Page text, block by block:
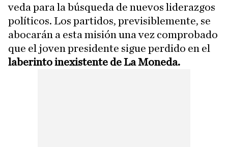
veda para la búsqueda de nuevos liderazgos
políticos. Los partidos, previsiblemente, se
abocarán a esta misión una vez comprobado
que el joven presidente sigue perdido en el
laberinto inexistente de La Moneda.